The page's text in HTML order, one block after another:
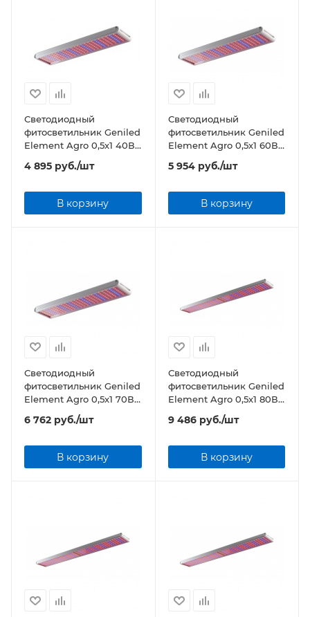
Светодиодный
фитосветильник Geniled
Element Agro 0,5х1 40Вт
Прозрачный
4 895 руб./шт
В корзину
Светодиодный
фитосветильник Geniled
Element Agro 0,5х1 60Вт
Прозрачный
5 954руб./шт
В корзину
Светодиодный
фитосветильник Geniled
Element Agro 0,5х1 70Вт
Прозрачный
6 762 руб./шт
В корзину
Светодиодный
фитосветильник Geniled
Element Agro 0,5х1 80Вт
Прозрачный
9 486руб./шт
В корзину